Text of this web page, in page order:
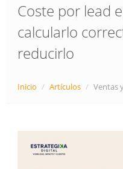
Actualidad
Directorio
Alta en directorio / Log in
Coste por lead
calcularlo
reducirlo
Inicio / Artículos / Ventas